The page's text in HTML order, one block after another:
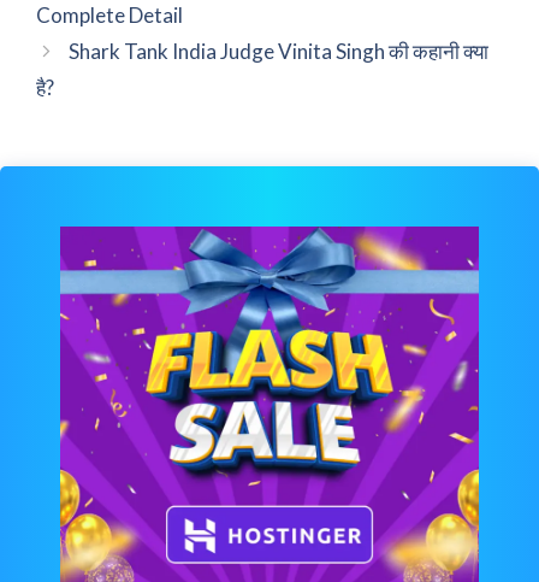
Complete Detail
Shark Tank India Judge Vinita Singh की कहानी क्या
है?